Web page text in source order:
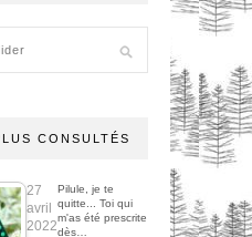
CONSULTÉS
27
avril
2022
Pilule, je te
quitte... Toi qui
m'as été prescrite
dès…